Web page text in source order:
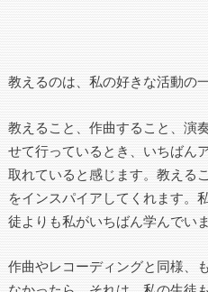
教えるのは、私の好きな活動の一
教えること、作曲すること、演
せて行っているとき、いちばん
取れていると感じます。教える
をインスパイアしてくれます。
徒よりも私がいちばん学んでいま
作曲やレコーディングと同様、